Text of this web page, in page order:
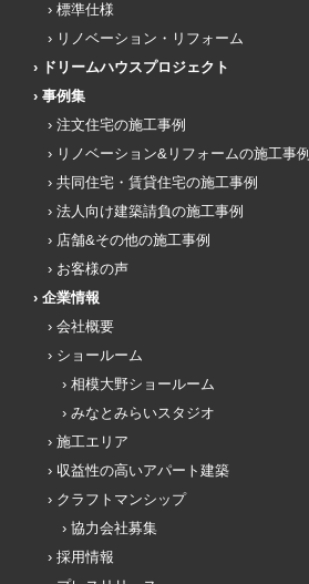
標準仕様
リノベーション・リフォーム
ドリームハウスプロジェクト
事例集
注文住宅の施工事例
リノベーション&リフォームの施工事例
共同住宅・賃貸住宅の施工事例
法人向け建築請負の施工事例
店舗&その他の施工事例
お客様の声
企業情報
会社概要
ショールーム
相模大野ショールーム
みなとみらいスタジオ
施工エリア
収益性の高いアパート建築
クラフトマンシップ
協力会社募集
採用情報